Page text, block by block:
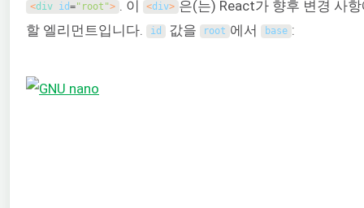
<div id="root"> . 이 <div> 은(는) React가 향후 변경 사
할 엘리먼트입니다.
id 값을 root 에서 base :